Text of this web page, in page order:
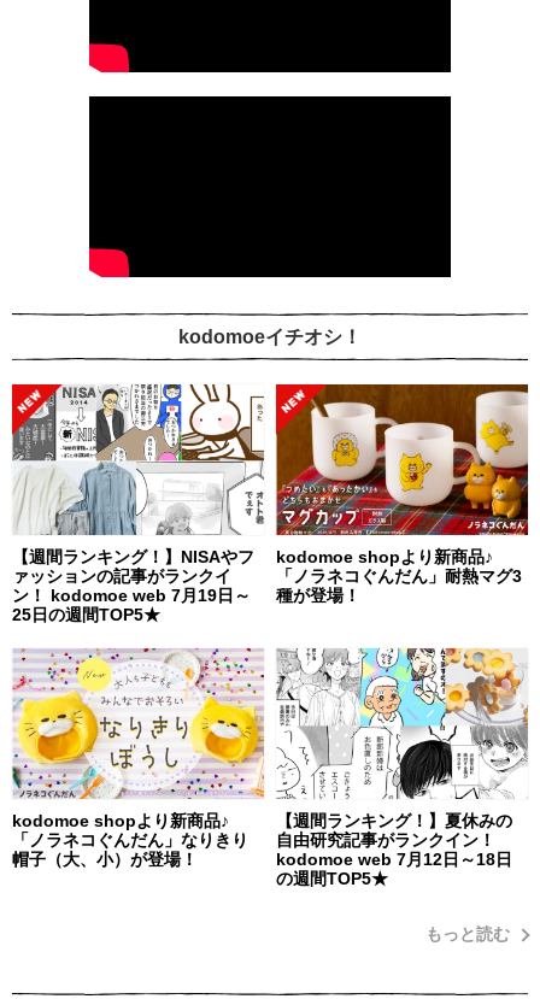
kodomoeイチオシ！
【週間ランキング！】NISAやフ
ァッションの記事がランクイ
ン！ kodomoe web 7月19日～
25日の週間TOP5★
kodomoe shopより新商品♪
「ノラネコぐんだん」耐熱マグ3
種が登場！
kodomoe shopより新商品♪
「ノラネコぐんだん」なりきり
帽子（大、小）が登場！
【週間ランキング！】夏休みの
自由研究記事がランクイン！
kodomoe web 7月12日～18日
の週間TOP5★
もっと読む